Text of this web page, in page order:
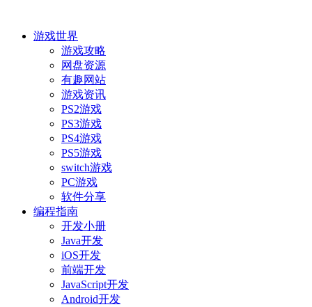
游戏世界
游戏攻略
网盘资源
有趣网站
游戏资讯
PS2游戏
PS3游戏
PS4游戏
PS5游戏
switch游戏
PC游戏
软件分享
编程指南
开发小册
Java开发
iOS开发
前端开发
JavaScript开发
Android开发